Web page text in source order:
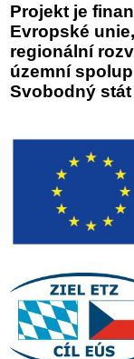
Projekt je
Evropské
regionální
územní
Svobodný stát